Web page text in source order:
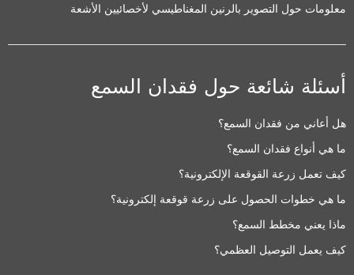
معلومات حول التصوير بالرنين المغناطيسي لأخصائيين الأشعة
أسئلة شائعة حول فقدان السمع
هل أعاني من فقدان السمع؟
ما هي أنواع فقدان السمع؟
كيف تعمل زرعة القوقعة الإلكترونية؟
ما هي خطوات الحصول على زرعة قوقعة إلكترونية؟
ماذا يعني مخطط السمع؟
كيف يعمل التوصيل العظمي؟